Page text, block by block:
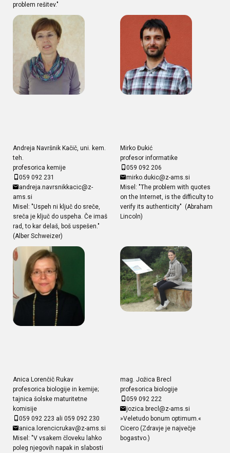
problem rešitev."
Andreja Navršnik Kačič, uni. kem.
teh.
profesorica kemije
059 092 231
andreja.navrsnikkacic@z-
ams.si
Misel: "Uspeh ni ključ do sreče,
sreča je ključ do uspeha. Če imaš
rad, to kar delaš, boš uspešen."
(Alber Schweizer)
Mirko Đukić
profesor informatike
059 092 206
mirko.dukic@z-ams.si
Misel: "The problem with quotes
on the Internet, is the difficulty to
verify its authenticity" (Abraham
Lincoln)
Anica Lorenčič Rukav
profesorica biologije in kemije;
tajnica šolske maturitetne
komisije
059 092 223 ali 059 092 230
anica.lorencicrukav@z-ams.si
Misel: "V vsakem človeku lahko
poleg njegovih napak in slabosti
mag. Jožica Brecl
profesorica biologije
059 092 222
jozica.brecl@z-ams.si
»Veletudo bonum optimum.«
Cicero (Zdravje je največje
bogastvo.)